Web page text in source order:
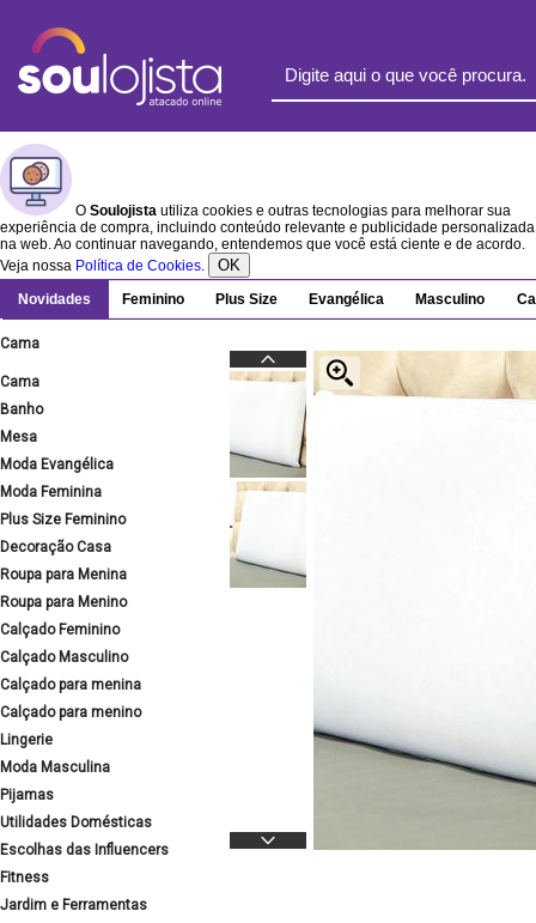
O Soulojista utiliza cookies e outras tecnologias para melhorar sua
experiência de compra, incluindo conteúdo relevante e publicidade personalizada
na web. Ao continuar navegando, entendemos que você está ciente e de acordo.
Veja nossa Política de Cookies. OK
Novidades Feminino Plus Size Evangélica Masculino
Cama
Cama
Banho
Mesa
Moda Evangélica
Moda Feminina
Plus Size Feminino
Decoração Casa
Roupa para Menina
Roupa para Menino
Calçado Feminino
Calçado Masculino
Calçado para menina
Calçado para menino
Lingerie
Moda Masculina
Pijamas
Utilidades Domésticas
Escolhas das Influencers
Fitness
Jardim e Ferramentas